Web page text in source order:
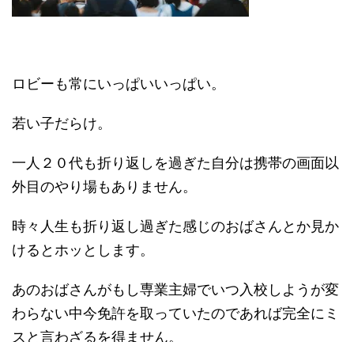
ロビーも常にいっぱいいっぱい。
若い子だらけ。
一人２０代も折り返しを過ぎた自分は携帯の画面以
外目のやり場もありません。
時々人生も折り返し過ぎた感じのおばさんとか見か
けるとホッとします。
あのおばさんがもし専業主婦でいつ入校しようが変
わらない中今免許を取っていたのであれば完全にミ
スと言わざるを得ません。